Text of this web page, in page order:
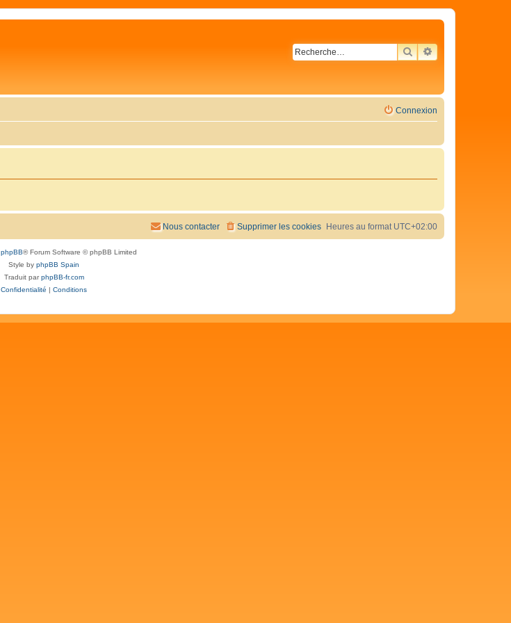
RECHERCHER
RECHERCHE
Connexion
Heures au format UTC+02:00
Supprimer les cookies
Nous contacter
phpBB® Forum Software © phpBB Limited
Style by phpBB Spain
Traduit parphpBB-fr.com
Confidentialité | Conditions